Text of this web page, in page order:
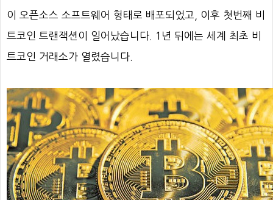
이 오픈소스 소프트웨어 형태로 배포되었고, 이후 첫번째 비
트코인 트랜잭션이 일어났습니다. 1년 뒤에는 세계 최초 비
트코인 거래소가 열렸습니다.